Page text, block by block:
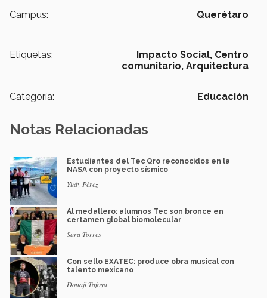
Campus: Querétaro
Etiquetas: Impacto Social, Centro
comunitario, Arquitectura
Categoría: Educación
Notas Relacionadas
Estudiantes del Tec Qro reconocidos en la
NASA con proyecto sísmico
Yudy Pérez
Al medallero: alumnos Tec son bronce en
certamen global biomolecular
Sara Torres
Con sello EXATEC: produce obra musical con
talento mexicano
Donají Tafoya